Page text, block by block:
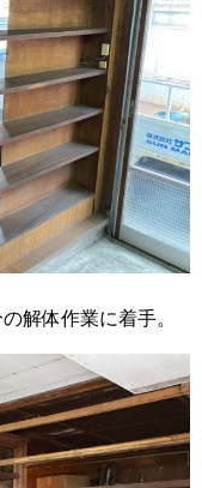
解体作業に着手。